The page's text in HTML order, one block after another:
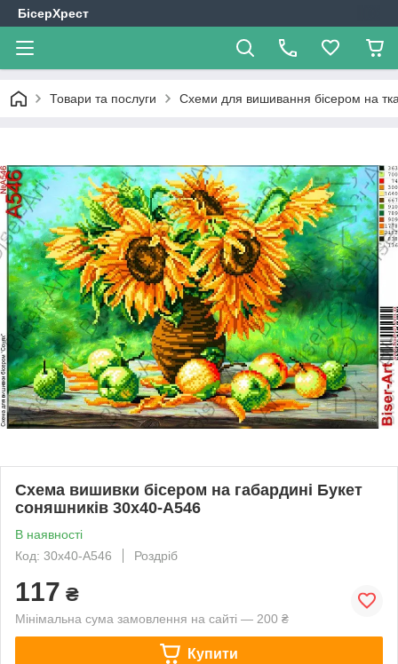
БісерХрест
Товари та послуги Схеми для вишивання бісером на
Схема вишивки бісером на габардині Букет
соняшників 30х40-А546
В наявності
Код: 30х40-А546
Роздріб
117 ₴
Мінімальна сума замовлення на сайті — 200 ₴
Купити